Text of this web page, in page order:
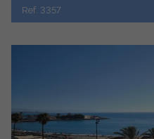
Ref. 3357